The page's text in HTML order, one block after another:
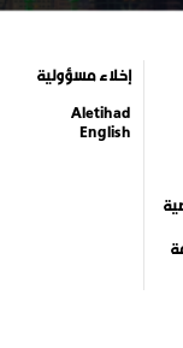
إخلاء مسؤولية
Aletihad
English